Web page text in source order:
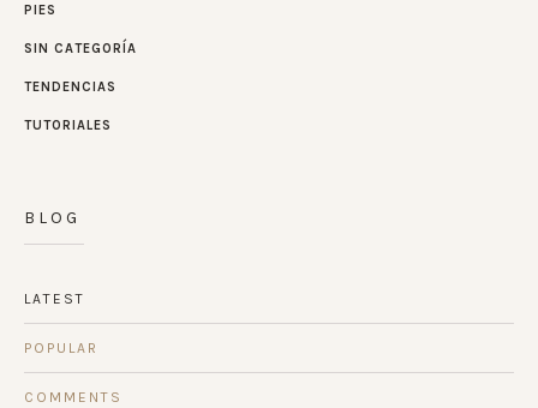
PIES
SIN CATEGORÍA
TENDENCIAS
TUTORIALES
BLOG
LATEST
POPULAR
COMMENTS